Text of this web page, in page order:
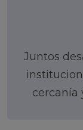
Juntos
cercanía